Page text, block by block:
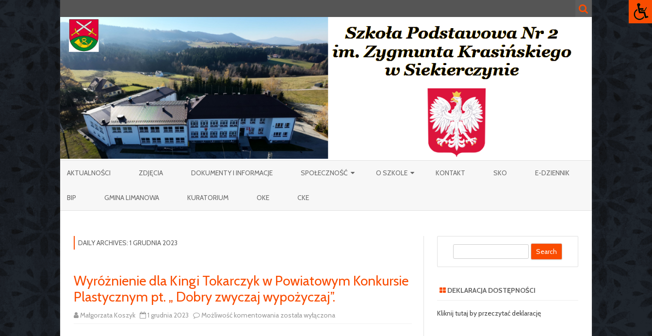
to
AKTUALNOŚCI ZDJĘCIA DOKUMENTY I INFORMACJE SPOŁECZNOŚĆ
NAUCZYCIELE
PODSTAWOWEJ NR 2 W
SIEKIERCZYNIE
O SZKOLE
100-LECIE SZKOŁY
KONTAKT SKO E-DZIENNIK
BIP GMINA LIMANOWA KURATORIUM OKE CKE
DAILY ARCHIVES: 1 GRUDNIA 2023
Wyróżnienie dla Kingi Tokarczyk w Powiatowym Konkursie
Plastycznym pt. „ Dobry zwyczaj wypożyczaj”.
Małgorzata Koszyk 1 grudnia 2023 Możliwość komentowania Wyróżnienie
została wyłączona
DEKLARACJA DOSTĘPNOŚCI
Kliknij tutaj by przeczytać deklarację